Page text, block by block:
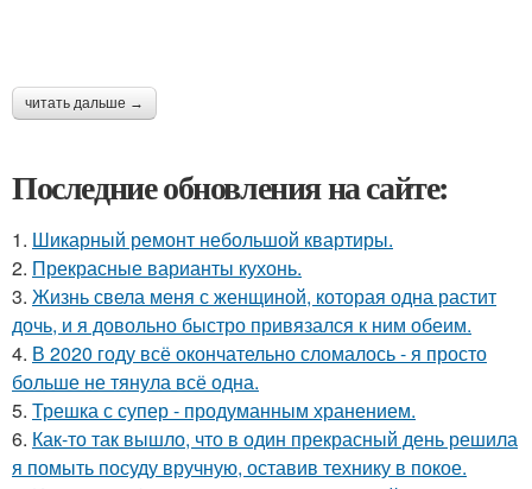
читать дальше →
Последние обновления на сайте:
1. Шикарный ремонт небольшой квартиры.
2. Прекрасные варианты кухонь.
3. Жизнь свела меня с женщиной, которая одна растит
дочь, и я довольно быстро привязался к ним обеим.
4. В 2020 году всё окончательно сломалось - я просто
больше не тянула всё одна.
5. Трешка с супер - продуманным хранением.
6. Как-то так вышло, что в один прекрасный день решила
я помыть посуду вручную, оставив технику в покое.